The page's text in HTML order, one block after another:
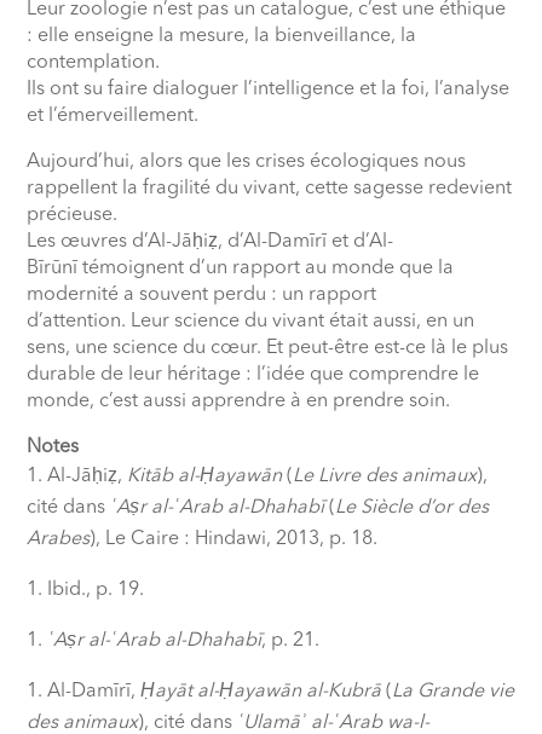
Leur zoologie n’est pas un catalogue, c’est une éthique
: elle enseigne la mesure, la bienveillance, la
contemplation.
Ils ont su faire dialoguer l’intelligence et la foi, l’analyse
et l’émerveillement.
Aujourd’hui, alors que les crises écologiques nous
rappellent la fragilité du vivant, cette sagesse redevient
précieuse.
Les œuvres d’Al-Jāḥiẓ, d’Al-Damīrī et d’Al-
Bīrūnī témoignent d’un rapport au monde que la
modernité a souvent perdu : un rapport
d’attention. Leur science du vivant était aussi, en un
sens, une science du cœur. Et peut-être est-ce là le plus
durable de leur héritage : l’idée que comprendre le
monde, c’est aussi apprendre à en prendre soin.
Notes
Al-Jāḥiẓ, Kitāb al-Ḥayawān(Le Livre des animaux),
cité dans ʿAṣr al-ʿArab al-Dhahabī(Le Siècle d’or des
Arabes), Le Caire : Hindawi, 2013, p. 18.
Ibid., p. 19.
ʿAṣr al-ʿArab al-Dhahabī, p. 21.
Al-Damīrī,Ḥayāt al-Ḥayawān al-Kubrā (La Grande vie
des animaux), cité dans ʿUlamāʾ al-ʿArab wa-l-